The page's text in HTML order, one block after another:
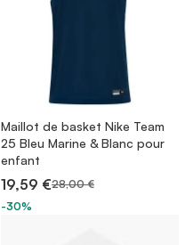
Maillot de basket Nike Team
25 Bleu Marine & Blanc pour
enfant
19,59 €28,00 €
-30%